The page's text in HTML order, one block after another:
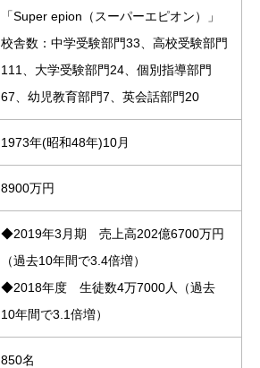
「Super epion（スーパーエピオン）」
校舎数：中学受験部門33、高校受験部門
111、大学受験部門24、個別指導部門
67、幼児教育部門7、英会話部門20
1973年(昭和48年)10月
8900万円
◆2019年3月期 売上高202億6700万円
（過去10年間で3.4倍増）
◆2018年度 生徒数4万7000人（過去
10年間で3.1倍増）
850名